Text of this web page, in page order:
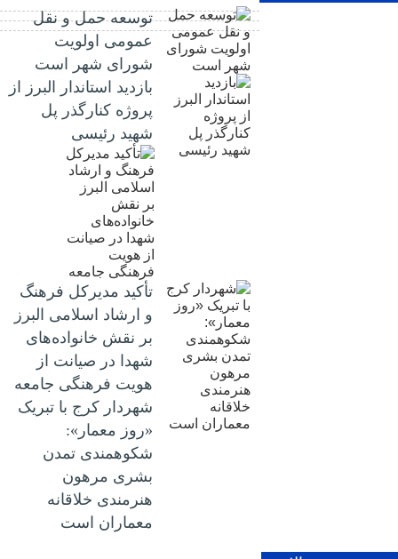
توسعه حمل و نقل
عمومی اولویت
شورای شهر است
بازدید استاندار البرز از
پروژه کنارگذر پل
شهید رئیسی
تأکید مدیرکل فرهنگ
و ارشاد اسلامی البرز
بر نقش خانواده‌های
شهدا در صیانت از
هویت فرهنگی جامعه
شهردار کرج با تبریک
«روز معمار»:
شکوهمندی تمدن
بشری مرهون
هنرمندی خلاقانه
معماران است